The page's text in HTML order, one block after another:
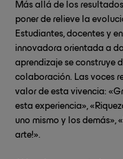
Más allá de los
poner de relieve la
Estudiantes, docentes y
innovadora orientada a
aprendizaje se construye
colaboración. Las voces
valor de esta vivencia:
esta experiencia»,
uno mismo y los demás»,
arte!».